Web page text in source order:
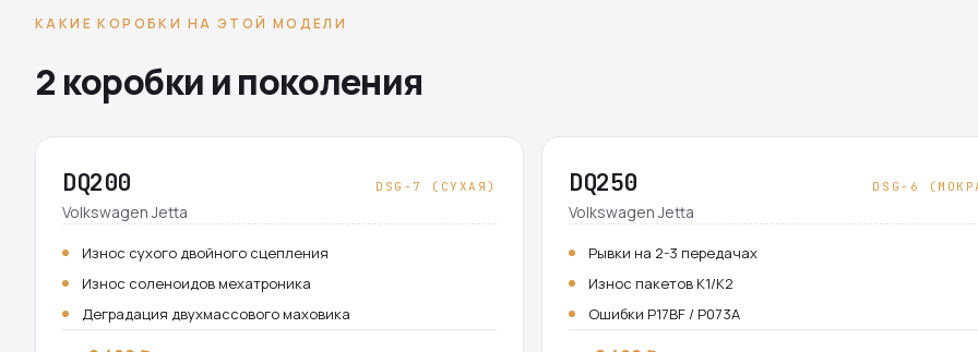
КАКИЕ КОРОБКИ НА ЭТОЙ МОДЕЛИ
2 коробки и поколения
DQ200 DSG-7 (СУХАЯ)
Volkswagen Jetta
Износ сухого двойного сцепления
Износ соленоидов мехатроника
Деградация двухмассового маховика
DQ250 DSG-6
Volkswagen Jetta
Рывки на 2-3 передачах
Износ пакетов K1/K2
Ошибки P17BF / P073A